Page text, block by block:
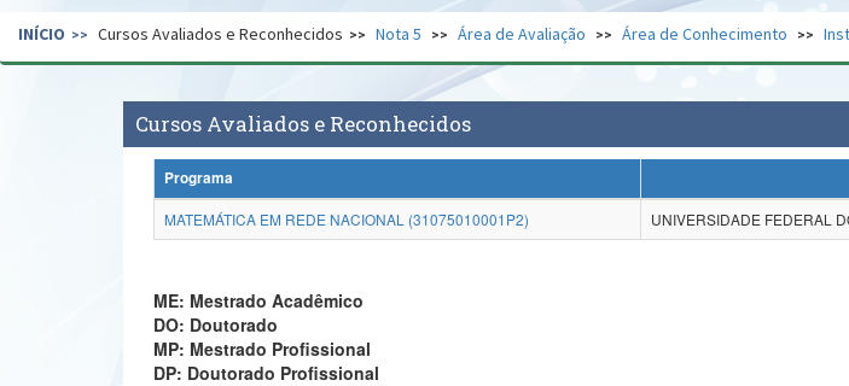
Regional
Secretaria de Governo Gabinete de Segurança Advocacia-Geral da União
INÍCIO Cursos Avaliados e Reconhecidos Nota 5 Área de Avaliação Área de Conhecimento
Cursos Avaliados e Reconhecidos
Programa
MATEMÁTICA EM REDE NACIONAL (31075010001P2)
UNIVERSIDADE FEDERAL
ME: Mestrado Acadêmico
DO: Doutorado
MP: Mestrado Profissional
DP: Doutorado Profissional